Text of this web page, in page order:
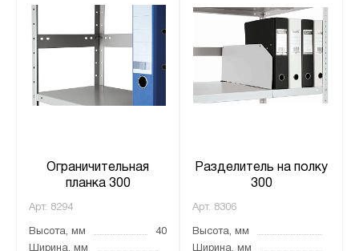
Ограничительная
планка 300
Арт. 8294
Высота, мм
40
Ширина, мм
Разделитель на полку
300
Арт. 8306
Высота, мм
Ширина, мм